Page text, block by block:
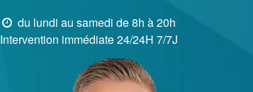
du lundi au samedi de 8h à 20h
Intervention immédiate 24/24H 7/7J